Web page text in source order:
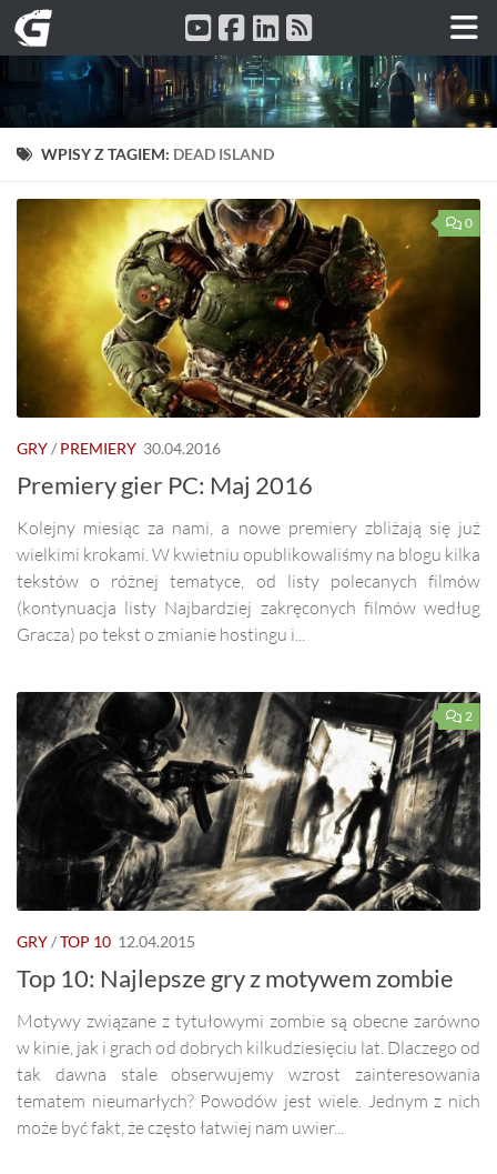
Przeskocz do treści
WPISY Z TAGIEM: DEAD ISLAND
0
GRY/ PREMIERY 30.04.2016
Premiery gier PC: Maj 2016
Kolejny miesiąc za nami, a nowe premiery zbliżają się już
wielkimi krokami. W kwietniu opublikowaliśmy na blogu kilka
tekstów o różnej tematyce, od listy polecanych filmów
(kontynuacja listy Najbardziej zakręconych filmów według
Gracza) po tekst o zmianie hostingu i...
2
GRY/TOP 10 12.04.2015
Top 10: Najlepsze gry z motywem zombie
Motywy związane z tytułowymi zombie są obecne zarówno
w kinie, jak i grach od dobrych kilkudziesięciu lat. Dlaczego od
tak dawna stale obserwujemy wzrost zainteresowania
tematem nieumarłych? Powodów jest wiele. Jednym z nich
może być fakt, że często łatwiej nam uwier...